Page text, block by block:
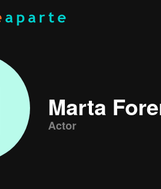
Marta
Actor